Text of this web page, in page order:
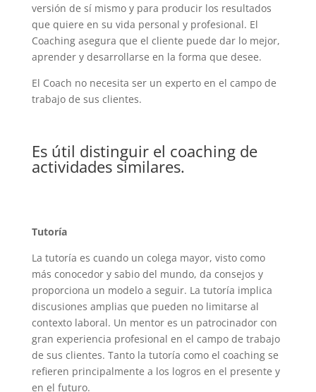
versión de sí mismo y para producir los resultados
que quiere en su vida personal y profesional. El
Coaching asegura que el cliente puede dar lo mejor,
aprender y desarrollarse en la forma que desee.
El Coach no necesita ser un experto en el campo de
trabajo de sus clientes.
Es útil distinguir el coaching de
actividades similares.
Tutoría
La tutoría es cuando un colega mayor, visto como
más conocedor y sabio del mundo, da consejos y
proporciona un modelo a seguir. La tutoría implica
discusiones amplias que pueden no limitarse al
contexto laboral. Un mentor es un patrocinador con
gran experiencia profesional en el campo de trabajo
de sus clientes. Tanto la tutoría como el coaching se
refieren principalmente a los logros en el presente y
en el futuro.